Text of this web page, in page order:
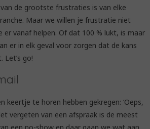
de grootste frustraties is van elke
Maar we willen je frustratie niet
er vanaf helpen. Of dat 100 % lukt, is maar
er in elk geval voor zorgen dat de kans
Let’s go!
keertje te horen hebben gekregen: ‘Oeps,
vergeten van een afspraak is de meest